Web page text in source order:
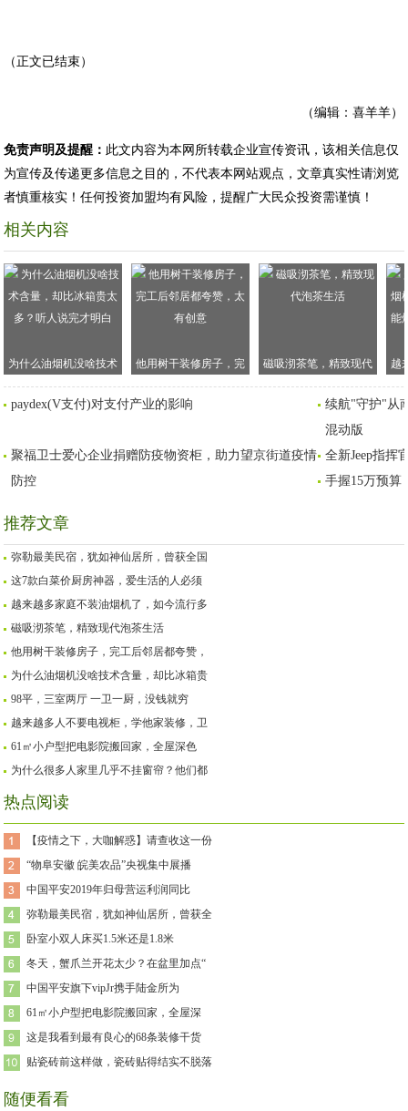
（正文已结束）
（编辑：喜羊羊）
免责声明及提醒： 此文内容为本网所转载企业宣传资讯，该相关信息仅
为宣传及传递更多信息之目的，不代表本网站观点，文章真实性请浏览
者慎重核实！任何投资加盟均有风险，提醒广大民众投资需谨慎！
相关内容
为什么油烟机没啥技术
含量，却比冰箱贵太
多？听人说完才明白
他用树干装修房子，完
工后邻居都夸赞，太有
创意
磁吸沏茶笔，精致现代
泡茶生活
越
机
灶
paydex(V支付)对支付产业的影响
续航"守护"从
混动版
聚福卫士爱心企业捐赠防疫物资柜，助力望京街道疫情
防控
全新Jeep指挥
手握15万预算
推荐文章
弥勒最美民宿，犹如神仙居所，曾获全国
这7款白菜价厨房神器，爱生活的人必须
越来越多家庭不装油烟机了，如今流行多
磁吸沏茶笔，精致现代泡茶生活
他用树干装修房子，完工后邻居都夸赞，
为什么油烟机没啥技术含量，却比冰箱贵
98平，三室两厅 一卫一厨，没钱就穷
越来越多人不要电视柜，学他家装修，卫
61㎡小户型把电影院搬回家，全屋深色
为什么很多人家里几乎不挂窗帘？他们都
热点阅读
【疫情之下，大咖解惑】请查收这一份
“物阜安徽 皖美农品”央视集中展播
中国平安2019年归母营运利润同比
弥勒最美民宿，犹如神仙居所，曾获全
卧室小双人床买1.5米还是1.8米
冬天，蟹爪兰开花太少？在盆里加点“
中国平安旗下vipJr携手陆金所为
61㎡小户型把电影院搬回家，全屋深
这是我看到最有良心的68条装修干货
贴瓷砖前这样做，瓷砖贴得结实不脱落
随便看看